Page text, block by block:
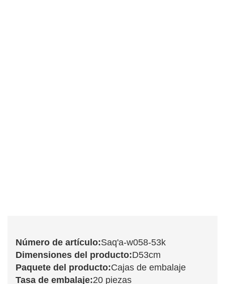
Número de artículo:Saq'a-w058-53k
Dimensiones del producto:D53cm
Paquete del producto:Cajas de embalaje
Tasa de embalaje:20 piezas